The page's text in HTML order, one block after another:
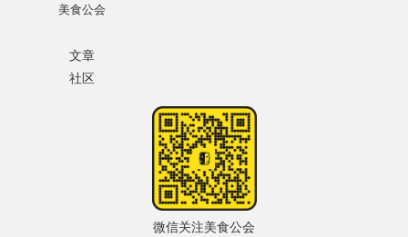
记住我的登录状态
公会活动
信息发布
悬赏测评
美食公会
文章
社区
微信关注美食公会